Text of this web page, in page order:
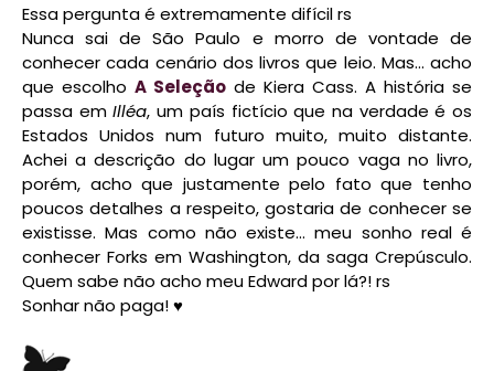
Essa pergunta é extremamente difícil rs
Nunca sai de São Paulo e morro de vontade de
conhecer cada cenário dos livros que leio. Mas... acho
que escolho A Seleção de Kiera Cass. A história se
passa emIlléa, um país fictício que na verdade é os
Estados Unidos num futuro muito, muito distante.
Achei a descrição do lugar um pouco vaga no livro,
porém, acho que justamente pelo fato que tenho
poucos detalhes a respeito, gostaria de conhecer se
existisse. Mas como não existe... meu sonho real é
conhecer Forks em Washington, da saga Crepúsculo.
Quem sabe não acho meu Edward por lá?! rs
Sonhar não paga! ♥